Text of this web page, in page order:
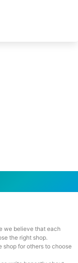
we believe that each
the right shop.
shop for others to choose